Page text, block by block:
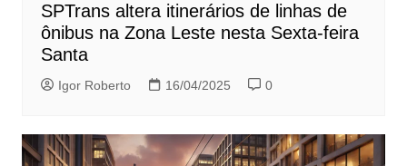
SPTrans altera itinerários de linhas de
ônibus na Zona Leste nesta Sexta-feira
Santa
Igor Roberto 16/04/2025 0